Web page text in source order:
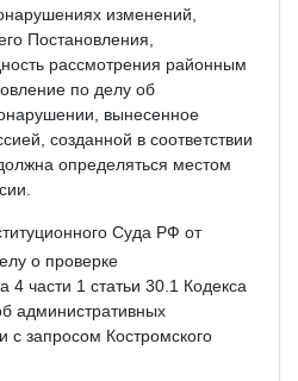
изменений,
Постановления,
рассмотрения районным
по делу об
вынесенное
созданной в соответствии
определяться местом
Суда РФ от
о проверке
4 части 1 статьи 30.1 Кодекса
административных
с запросом Костромского